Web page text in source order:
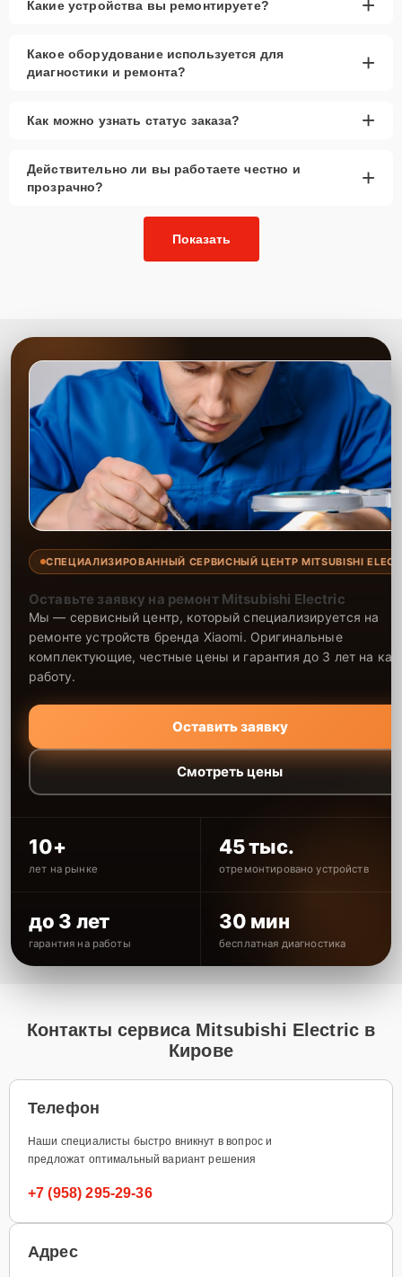
Какие устройства вы ремонтируете?
Какое оборудование используется для
диагностики и ремонта?
+
Как можно узнать статус заказа? +
Действительно ли вы работаете честно и
прозрачно?
+
Показать
СПЕЦИАЛИЗИРОВАННЫЙ СЕРВИСНЫЙ ЦЕНТР MITSUBISHI
Оставьте заявку на ремонт Mitsubishi Electric
Мы — сервисный центр, который специализируется на
ремонте устройств бренда Xiaomi. Оригинальные
комплектующие, честные цены и гарантия до 3 лет на
работу.
Оставить заявку
Смотреть цены
10+
лет на рынке
45 тыс.
отремонтировано устройств
до 3 лет
гарантия на работы
30 мин
бесплатная диагностика
Контакты сервиса Mitsubishi Electric в
Кирове
Телефон
Наши специалисты быстро вникнут в вопрос и
предложат оптимальный вариант решения
+7 (958) 295-29-36
Адрес